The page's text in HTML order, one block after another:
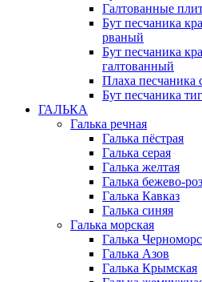
Галтованные
Бут песчаника
рваный
Бут песчаника
галтованный
Плаха песчаника
Бут песчаника
ГАЛЬКА
Галька речная
Галька пёстрая
Галька серая
Галька желтая
Галька бежево-
Галька Кавказ
Галька синяя
Галька морская
Галька
Галька Азов
Галька Крымская